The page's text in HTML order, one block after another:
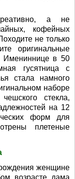
а не
кофейных
не только
оригинальные
Имениннице в 50
гусятница с
стала намного
наборе
стекла,
на 12
форм для
плетеные
женщине
возрасте дама